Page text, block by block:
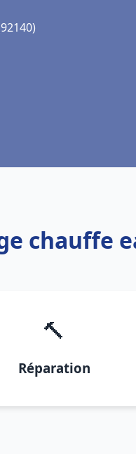
chauffe
🔨
Réparation